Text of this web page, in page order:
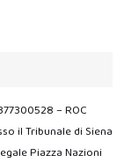
– ROC
il Tribunale di Siena
Piazza Nazioni